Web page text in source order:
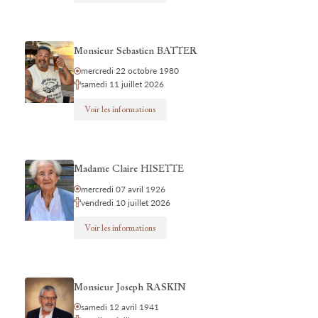
Monsieur Sebastien BATTER
mercredi 22 octobre 1980
samedi 11 juillet 2026
Voir les informations
Madame Claire HISETTE
mercredi 07 avril 1926
vendredi 10 juillet 2026
Voir les informations
Monsieur Joseph RASKIN
samedi 12 avril 1941